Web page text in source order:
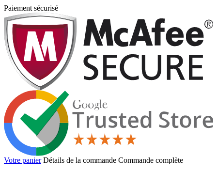
Paiement sécurisé
Votre panier Détails de la commande Commande complète